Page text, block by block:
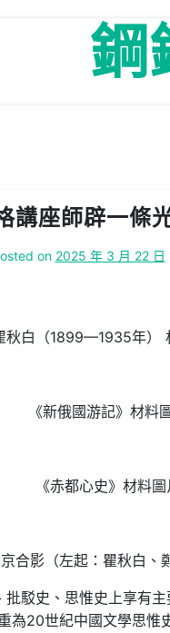
鋼
講座師辟一條
on 2025 年 3 月 22 日
秋白（1899—1935年）
《新俄國游記》材料
《赤都心史》材料圖
合影（左起：瞿秋白、
駁史、思惟史上享有
為20世紀中國文學思惟